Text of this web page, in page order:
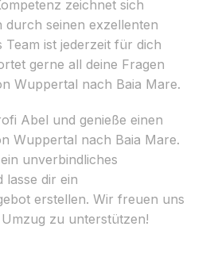
zeichnet sich
seinen exzellenten
Team ist jederzeit für dich
gerne all deine Fragen
Wuppertal nach Baia Mare.
Abel und genieße einen
Wuppertal nach Baia Mare.
unverbindliches
lasse dir ein
erstellen. Wir freuen uns
zu unterstützen!